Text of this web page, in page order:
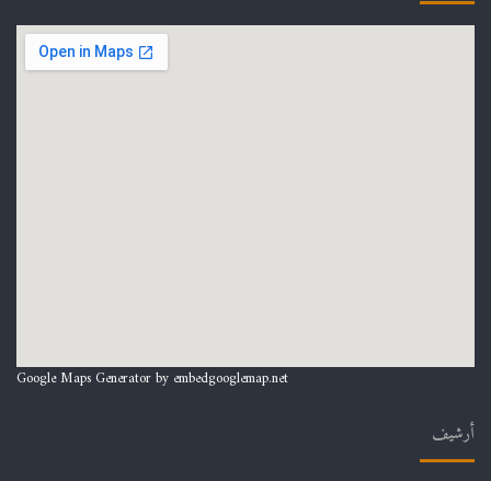
Google Maps Generator by embedgooglemap.net
أرشيف